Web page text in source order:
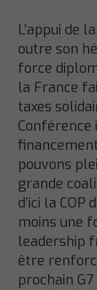
L’appui de
outre son
force
la France
taxes
pouvons
grande
d’ici la COP
moins une
leadership
être
prochain